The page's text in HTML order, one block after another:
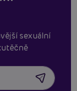
sexuální